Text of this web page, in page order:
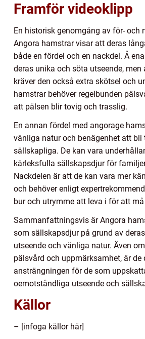
Framför videoklipp
En historisk genomgång av för- och
Angora hamstrar visar att deras
både en fördel och en nackdel. Å
deras unika och söta utseende, men
kräver den också extra skötsel och
hamstrar behöver regelbunden
att pälsen blir tovig och trasslig.
En annan fördel med angorage
vänliga natur och benägenhet att bli
sällskapliga. De kan vara
kärleksfulla sällskapsdjur för
Nackdelen är att de kan vara mer
och behöver enligt
bur och utrymme att leva i för att må
Sammanfattningsvis är Angora
som sällskapsdjur på grund av
utseende och vänliga natur. Även
pälsvård och uppmärksamhet, är de
ansträngningen för de som
oemotståndliga utseende och
Källor
– [infoga källor här]